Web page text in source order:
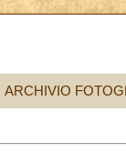
ARCHIVIO